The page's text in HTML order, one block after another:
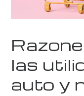
las
auto y